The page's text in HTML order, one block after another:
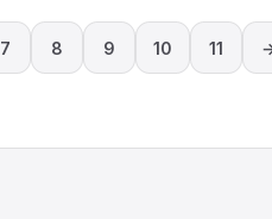
7 8 9 10 11